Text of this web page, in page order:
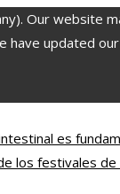
Our website
updated
es
los festivales de